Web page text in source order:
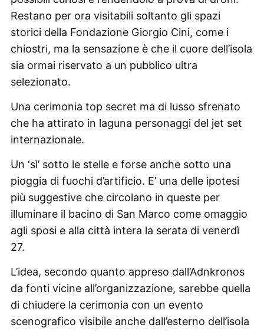
Restano per ora visitabili soltanto gli spazi
storici della Fondazione Giorgio Cini, come i
chiostri, ma la sensazione è che il cuore dell’isola
sia ormai riservato a un pubblico ultra
selezionato.
Una cerimonia top secret ma di lusso sfrenato
che ha attirato in laguna personaggi del jet set
internazionale.
Un ‘sì’ sotto le stelle e forse anche sotto una
pioggia di fuochi d’artificio. E’ una delle ipotesi
più suggestive che circolano in queste per
illuminare il bacino di San Marco come omaggio
agli sposi e alla città intera la serata di venerdì
27.
L’idea, secondo quanto appreso dall’Adnkronos
da fonti vicine all’organizzazione, sarebbe quella
di chiudere la cerimonia con un evento
scenografico visibile anche dall’esterno dell’isola